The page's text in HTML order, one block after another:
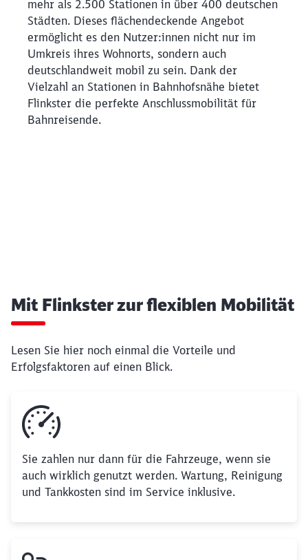
mehr als 2.500 Stationen in über 400 deutschen
Städten. Dieses flächendeckende Angebot
ermöglicht es den Nutzer:innen nicht nur im
Umkreis ihres Wohnorts, sondern auch
deutschlandweit mobil zu sein. Dank der
Vielzahl an Stationen in Bahnhofsnähe bietet
Flinkster die perfekte Anschlussmobilität für
Bahnreisende.
Mit Flinkster zur flexiblen Mobilität
Lesen Sie hier noch einmal die Vorteile und
Erfolgsfaktoren auf einen Blick.
Sie zahlen nur dann für die Fahrzeuge, wenn sie
auch wirklich genutzt werden. Wartung, Reinigung
und Tankkosten sind im Service inklusive.